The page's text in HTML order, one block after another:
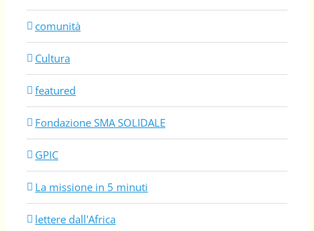
comunità
Cultura
featured
Fondazione SMA SOLIDALE
GPIC
La missione in 5 minuti
lettere dall'Africa